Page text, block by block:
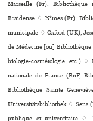
Marseille (Fr), Bibliothèque
Braidense ♢ Nîmes (Fr),
muni­ci­pale ♢ Oxford (UK),
de Médecine [ou] Bibliothèque
bio­lo­gie-cos­mé­to­lo­gie, etc.)
nationale de France (BnF,
Bibliothèque Sainte
Universitätsbibliothek ♢ Sens
publi­que et uni­ver­si­taire ♢